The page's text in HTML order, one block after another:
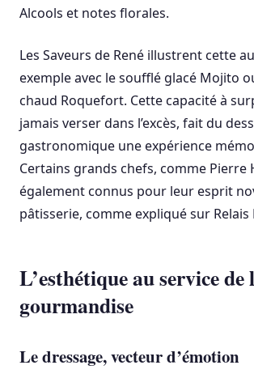
Alcools et notes florales.
Les Saveurs de René illustrent cette
exemple avec le soufflé glacé Mojito
chaud Roquefort. Cette capacité à
jamais verser dans l’excès, fait du
gastronomique une expérience
Certains grands chefs, comme Pierre
également connus pour leur esprit
pâtisserie, comme expliqué sur Relais
L’esthétique au service de
gourmandise
Le dressage, vecteur d’émotion